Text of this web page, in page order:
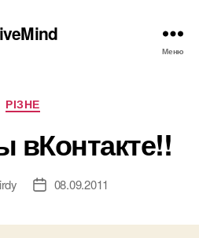
Меню
Категорії
РІЗНЕ
вКонтакте!!
Дата08.09.2011